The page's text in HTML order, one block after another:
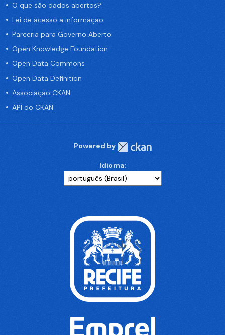
O que são dados abertos?
Lei de acesso a informação
Parceria para Governo Aberto
Open Knowledge Foundation
Open Data Commons
Open Data Definition
Associação CKAN
API do CKAN
Powered by
Idioma